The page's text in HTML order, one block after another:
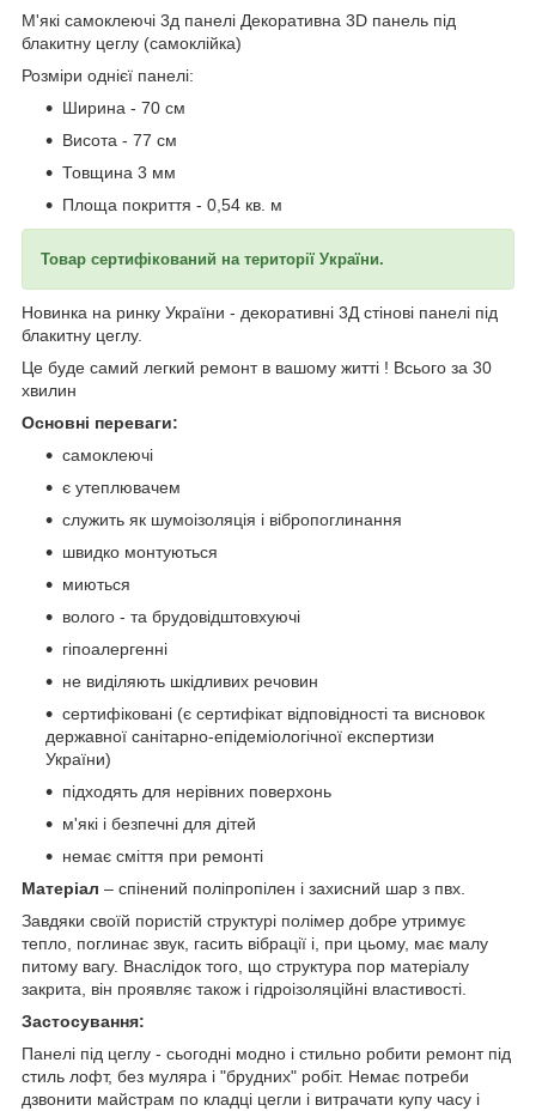
М'які самоклеючі 3д панелі Декоративна 3D панель під
блакитну цеглу (самоклійка)
Розміри однієї панелі:
Ширина - 70 см
Висота - 77 см
Товщина 3 мм
Площа покриття - 0,54 кв. м
Товар сертифікований на території України.
Новинка на ринку України - декоративні 3Д стінові панелі під
блакитну цеглу.
Це буде самий легкий ремонт в вашому житті ! Всього за 30
хвилин
Основні переваги:
самоклеючі
є утеплювачем
служить як шумоізоляція і вібропоглинання
швидко монтуються
миються
волого - та брудовідштовхуючі
гіпоалергенні
не виділяють шкідливих речовин
сертифіковані (є сертифікат відповідності та висновок
державної санітарно-епідеміологічної експертизи
України)
підходять для нерівних поверхонь
м'які і безпечні для дітей
немає сміття при ремонті
Матеріал – спінений поліпропілен і захисний шар з пвх.
Завдяки своїй пористій структурі полімер добре утримує
тепло, поглинає звук, гасить вібрації і, при цьому, має малу
питому вагу. Внаслідок того, що структура пор матеріалу
закрита, він проявляє також і гідроізоляційні властивості.
Застосування:
Панелі під цеглу - сьогодні модно і стильно робити ремонт під
стиль лофт, без муляра і "брудних" робіт. Немає потреби
дзвонити майстрам по кладці цегли і витрачати купу часу і